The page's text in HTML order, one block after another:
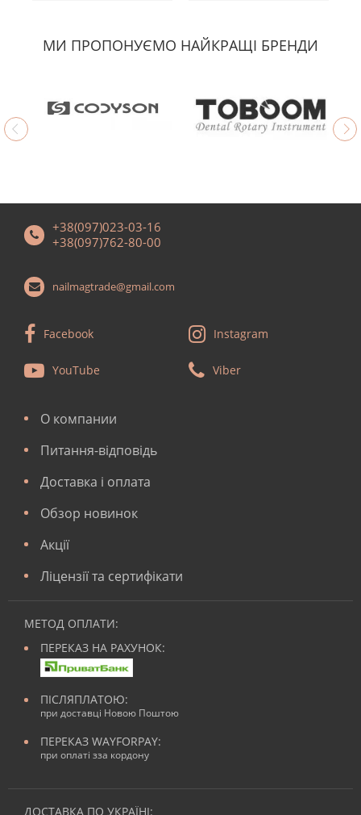
МИ ПРОПОНУЄМО НАЙКРАЩІ БРЕНДИ
+38(097)023-03-16
+38(097)762-80-00
nailmagtrade@gmail.com
Facebook Instagram
YouTube Viber
О компании
Питання-відповідь
Доставка і оплата
Обзор новинок
Акції
Ліцензії та сертифікати
МЕТОД ОПЛАТИ:
ПЕРЕКАЗ НА РАХУНОК:
ПІСЛЯПЛАТОЮ:
при доставці Новою Поштою
ПЕРЕКАЗ WAYFORPAY:
при оплаті зза кордону
ДОСТАВКА ПО УКРАЇНІ: